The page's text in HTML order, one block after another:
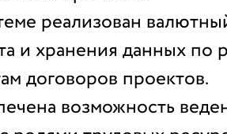
реализован
и хранения данных по
договоров проектов.
возможность